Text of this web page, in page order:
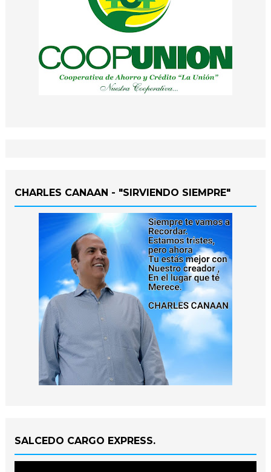
CHARLES CANAAN - "SIRVIENDO SIEMPRE"
SALCEDO CARGO EXPRESS.